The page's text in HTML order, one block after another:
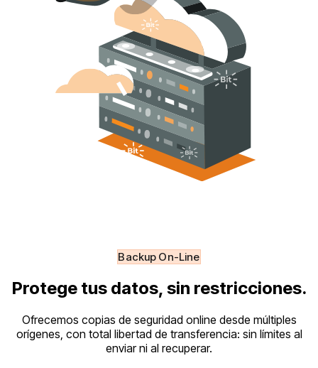
Backup On-Line
Protege tus datos, sin restricciones.
Ofrecemos copias de seguridad online desde múltiples
orígenes, con total libertad de transferencia: sin límites al
enviar ni al recuperar.